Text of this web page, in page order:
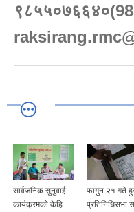
सार्वजनिक सुनुवाई
कार्यक्रमको केहि
फागुन २१ गते
प्रतिनिधिसभा